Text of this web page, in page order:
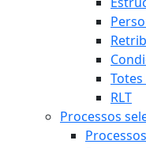
RLT
Processos